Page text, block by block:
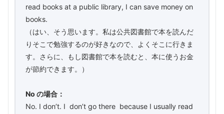
read books at a public library, I can save money on
books.
（はい、そう思います。私は公共図書館で本を読んだ
りそこで勉強するのが好きなので、よくそこに行きま
す。さらに、もし図書館で本を読むと、本に使うお金
が節約できます。）
No の場合：
No. I don’t. I don’t go there because I usually read